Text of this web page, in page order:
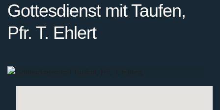
Gottesdienst mit Taufen,
Pfr. T. Ehlert